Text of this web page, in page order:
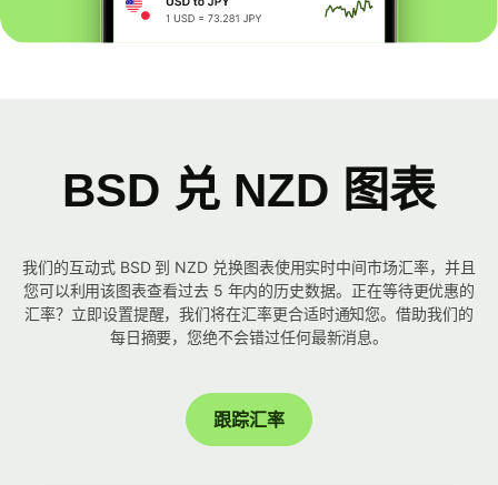
BSD 兑 NZD 图表
我们的互动式 BSD 到 NZD 兑换图表使用实时中间市场汇率，并且
您可以利用该图表查看过去 5 年内的历史数据。正在等待更优惠的
汇率？立即设置提醒，我们将在汇率更合适时通知您。借助我们的
每日摘要，您绝不会错过任何最新消息。
跟踪汇率